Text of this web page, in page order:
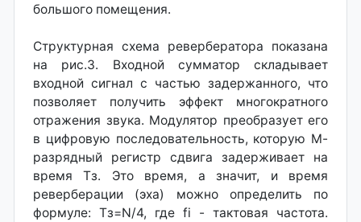
большого помещения.
Структурная схема ревербератора показана
на рис.3. Входной сумматор складывает
входной сигнал с частью задержанного, что
позволяет получить эффект многократного
отражения звука. Модулятор преобразует его
в цифровую последовательность, которую М-
разрядный регистр сдвига задерживает на
время Тз. Это время, а значит, и время
реверберации (эха) можно определить по
формуле: Тз=N/4, где fi - тактовая частота.